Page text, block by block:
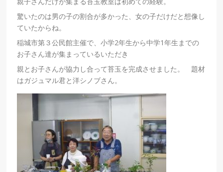
驚いたのは男の子の割合が多かった、女の子だけだと想像し
ていたからね。
稲城市第３公民館主催で、小学2年生から中学1年生までの
お子さん達が集まっているいただき
親とお子さんが協力し合って苔玉を完成させました。 題材
はガジュマル君と洋シノブさん。